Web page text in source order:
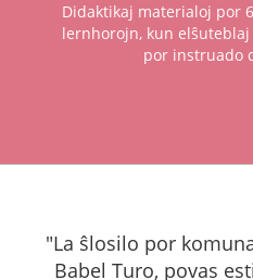
Didaktikaj materialoj por
lernhorojn, kun
por instruado
"La ŝlosilo por
Babel Turo, povas